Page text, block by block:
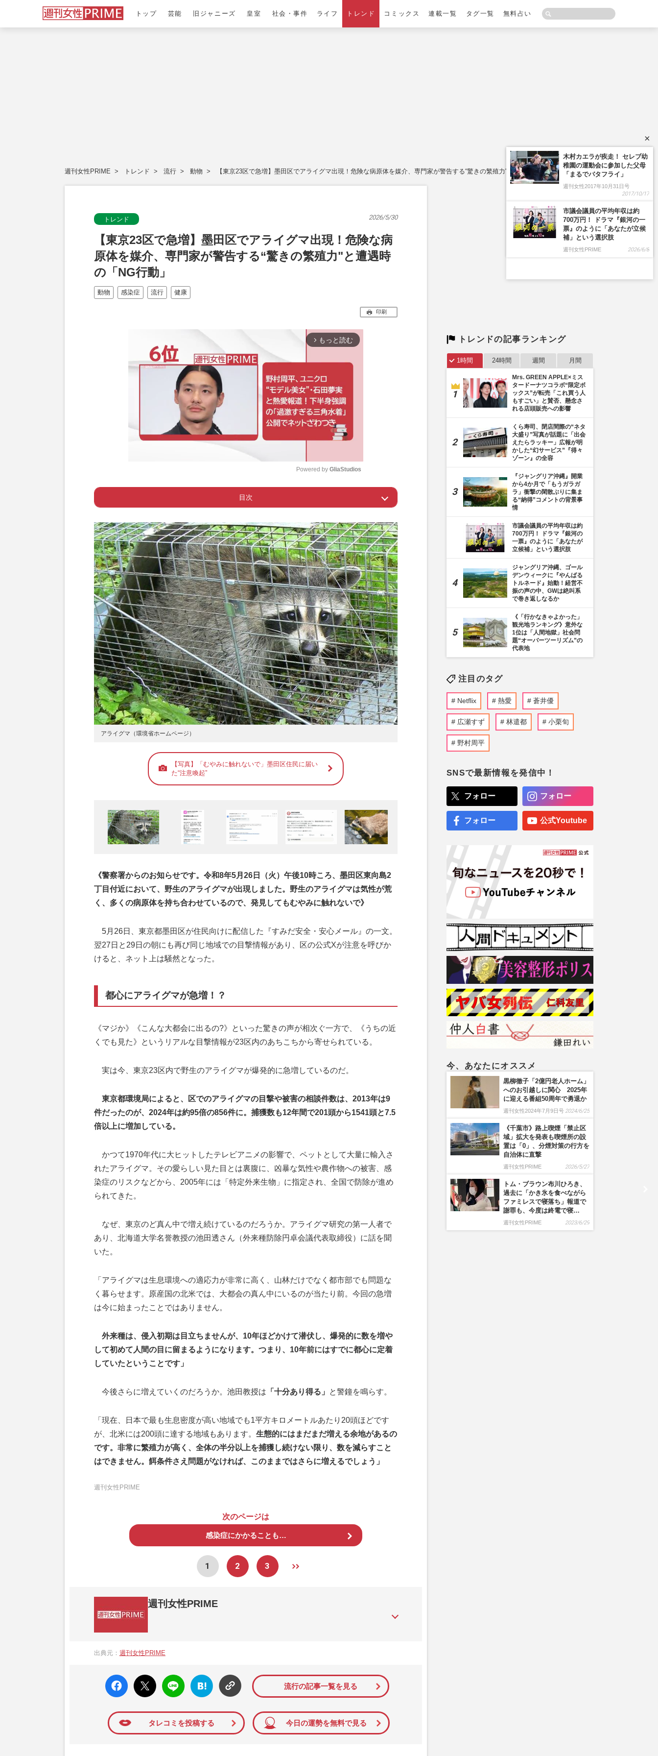
トップ 芸能 旧ジャニーズ 皇室 社会・事件 ライフ トレンド コミックス 連載一覧 タグ一覧 無料占い
週刊女性PRIME トレンド 流行 動物 【東京23区で急増】墨田区でアライグマ出現！危険な病原体を媒介、専門家が警告する“驚きの繁殖力"と遭遇時の「NG行動」
トレンド 2026/5/30
【東京23区で急増】墨田区でアライグマ出現！危険な病
原体を媒介、専門家が警告する“驚きの繁殖力"と遭遇時
の「NG行動」
動物 感染症 流行 健康
印刷
arrow_forward_ios もっと読む
t
e
Powered by GliaStudios
目次
Page 1 ー 都心にアライグマが急増！？
Page 2 ー アライグマ被害、最も恐ろしいのは感染症
アライグマ（環境省ホームページ）
【写真】「むやみに触れないで」墨田区住民に届い
た“注意喚起”
《警察署からのお知らせです。令和8年5月26日（火）午後10時ころ、墨田区東向島2
丁目付近において、野生のアライグマが出現しました。野生のアライグマは気性が荒
く、多くの病原体を持ち合わせているので、発見してもむやみに触れないで》
5月26日、東京都墨田区が住民向けに配信した『すみだ安全・安心メール』の一文。
翌27日と29日の朝にも再び同じ地域での目撃情報があり、区の公式Xが注意を呼びか
けると、ネット上は騒然となった。
都心にアライグマが急増！？
《マジか》《こんな大都会に出るの?》といった驚きの声が相次ぐ一方で、《うちの近
くでも見た》というリアルな目撃情報が23区内のあちこちから寄せられている。
実は今、東京23区内で野生のアライグマが爆発的に急増しているのだ。
東京都環境局によると、区でのアライグマの目撃や被害の相談件数は、2013年は9
件だったのが、2024年は約95倍の856件に。捕獲数も12年間で201頭から1541頭と7.5
倍以上に増加している。
かつて1970年代に大ヒットしたテレビアニメの影響で、ペットとして大量に輸入さ
れたアライグマ。その愛らしい見た目とは裏腹に、凶暴な気性や農作物への被害、感
染症のリスクなどから、2005年には「特定外来生物」に指定され、全国で防除が進め
られてきた。
なぜ、東京のど真ん中で増え続けているのだろうか。アライグマ研究の第一人者で
あり、北海道大学名誉教授の池田透さん（外来種防除円卓会議代表取締役）に話を聞
いた。
「アライグマは生息環境への適応力が非常に高く、山林だけでなく都市部でも問題な
く暮らせます。原産国の北米では、大都会の真ん中にいるのが当たり前。今回の急増
は今に始まったことではありません。
外来種は、侵入初期は目立ちませんが、10年ほどかけて潜伏し、爆発的に数を増や
して初めて人間の目に留まるようになります。つまり、10年前にはすでに都心に定着
していたということです」
今後さらに増えていくのだろうか。池田教授は 「十分あり得る」 と警鐘を鳴らす。
「現在、日本で最も生息密度が高い地域でも1平方キロメートルあたり20頭ほどです
が、北米には200頭に達する地域もあります。 生態的にはまだまだ増える余地があるの
です。非常に繁殖力が高く、全体の半分以上を捕獲し続けない限り、数を減らすこと
はできません。餌条件さえ問題がなければ、このままではさらに増えるでしょう」
週刊女性PRIME
次のページは
感染症にかかることも…
1 2 3
週刊女性PRIME
か、女性週刊誌『週刊女性』の誌面に掲載された記事から、インターネット利用者層にとって特に関心の
出典元： 週刊女性PRIME
faceboo
k いい
ね
X ポス
ト
LINE
はてな
ブック
マーク
流行の記事一覧を見る
タレコミを投稿する 今日の運勢を無料で見る
トレンドの記事ランキング
1時間 24時間 週間 月間
Mrs. GREEN APPLE×ミス
タードーナツコラボ“限定ボ
ックス”が転売「これ買う人
もすごい」と賛否、懸念さ
れる店頭販売への影響
くら寿司、閉店間際の“ネタ
大盛り”写真が話題に「出会
えたらラッキー」広報が明
かした“幻サービス”『得々
ゾーン』の全容
『ジャングリア沖縄』開業
から4か月で「もうガラガ
ラ」衝撃の閑散ぶりに集ま
る“納得”コメントの背景事
情
市議会議員の平均年収は約
700万円！ ドラマ『銀河の
一票』のように「あなたが
立候補」という選択肢
ジャングリア沖縄、ゴール
デンウィークに『やんばる
トルネード』始動！経営不
振の声の中、GWは絶叫系
で巻き返しなるか
《「行かなきゃよかった」
観光地ランキング》意外な
1位は「人間地獄」社会問
題“オーバーツーリズム”の
代表地
注目のタグ
Netflix 熱愛 蒼井優
広瀬すず 林遣都 小栗旬
野村周平
SNSで最新情報を発信中！
フォロー フォロー
フォロー 公式Youtube
今、あなたにオススメ
黒柳徹子「2億円老人ホーム」
へのお引越しに関心 2025年
に迎える番組50周年で勇退か
週刊女性2024年7月9日号 2024/6/25
《千葉市》路上喫煙「禁止区
域」拡大を発表も喫煙所の設
置は「0」、分煙対策の行方を
自治体に直撃
週刊女性PRIME 2026/5/27
トム・ブラウン布川ひろき、
過去に「かき氷を食べながら
ファミレスで寝落ち」報道で
謝罪も、今度は終電で寝…
週刊女性PRIME 2023/6/29
×